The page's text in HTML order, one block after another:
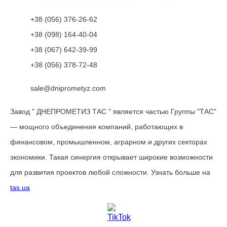
Завод " ДНЕПРОМЕТИЗ ТАС " является частью Группы "ТАС"
— мощного объединения компаний, работающих в
финансовом, промышленном, аграрном и других секторах
экономики. Такая синергия открывает широкие возможности
для развития проектов любой сложности. Узнать больше на
tas.ua
+38 (056) 376-26-62
+38 (098) 164-40-04
+38 (067) 642-39-99
+38 (056) 378-72-48
sale@dniprometyz.com